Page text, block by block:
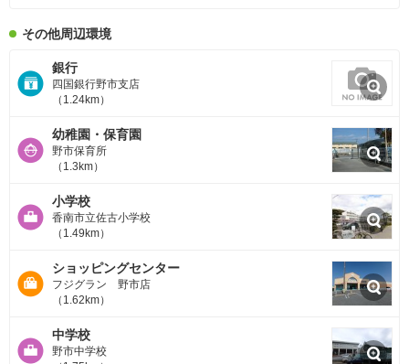
その他周辺環境
銀行
四国銀行野市支店
（1.24km）
幼稚園・保育園
野市保育所
（1.3km）
小学校
香南市立佐古小学校
（1.49km）
ショッピングセンター
フジグラン 野市店
（1.62km）
中学校
野市中学校